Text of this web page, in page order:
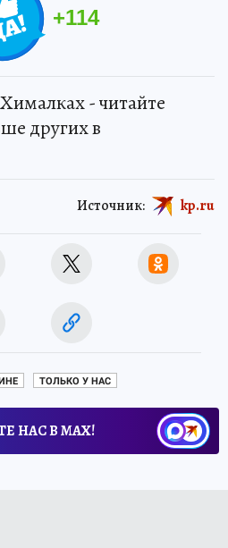
+114
- читайте
других в
Источник: kp.ru
ТОЛЬКО У НАС
НАС В МАХ!